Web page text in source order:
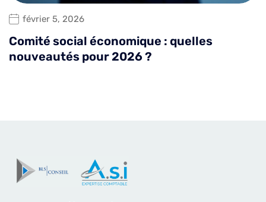
février 5, 2026
Comité social économique : quelles
nouveautés pour 2026 ?